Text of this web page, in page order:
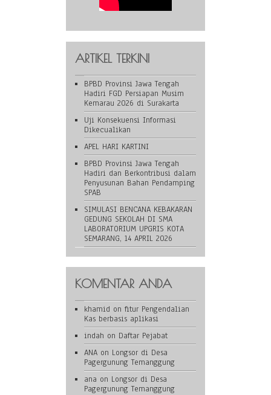
ARTIKEL TERKINI
BPBD Provinsi Jawa Tengah
Hadiri FGD Persiapan Musim
Kemarau 2026 di Surakarta
Uji Konsekuensi Informasi
Dikecualikan
APEL HARI KARTINI
BPBD Provinsi Jawa Tengah
Hadiri dan Berkontribusi dalam
Penyusunan Bahan Pendamping
SPAB
SIMULASI BENCANA KEBAKARAN
GEDUNG SEKOLAH DI SMA
LABORATORIUM UPGRIS KOTA
SEMARANG, 14 APRIL 2026
KOMENTAR ANDA
khamid on fitur Pengendalian
Kas berbasis aplikasi
indah on Daftar Pejabat
ANA on Longsor di Desa
Pagergunung Temanggung
ana on Longsor di Desa
Pagergunung Temanggung